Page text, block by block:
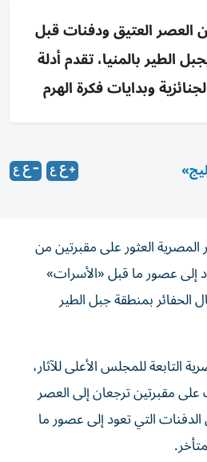
العصر العتيق ودفنات قبل
الطير بالمنيا، تقدم أدلة
وبدايات فكرة الهرم
المصرية العثور على مقبرتين من
إلى عصور ما قبل «الأسرات»
الحفائر بمنطقة جبل الطير
التابعة للمجلس الأعلى للآثار،
مقبرتين ترجعان إلى العصر
التي تعود إلى عصور ما